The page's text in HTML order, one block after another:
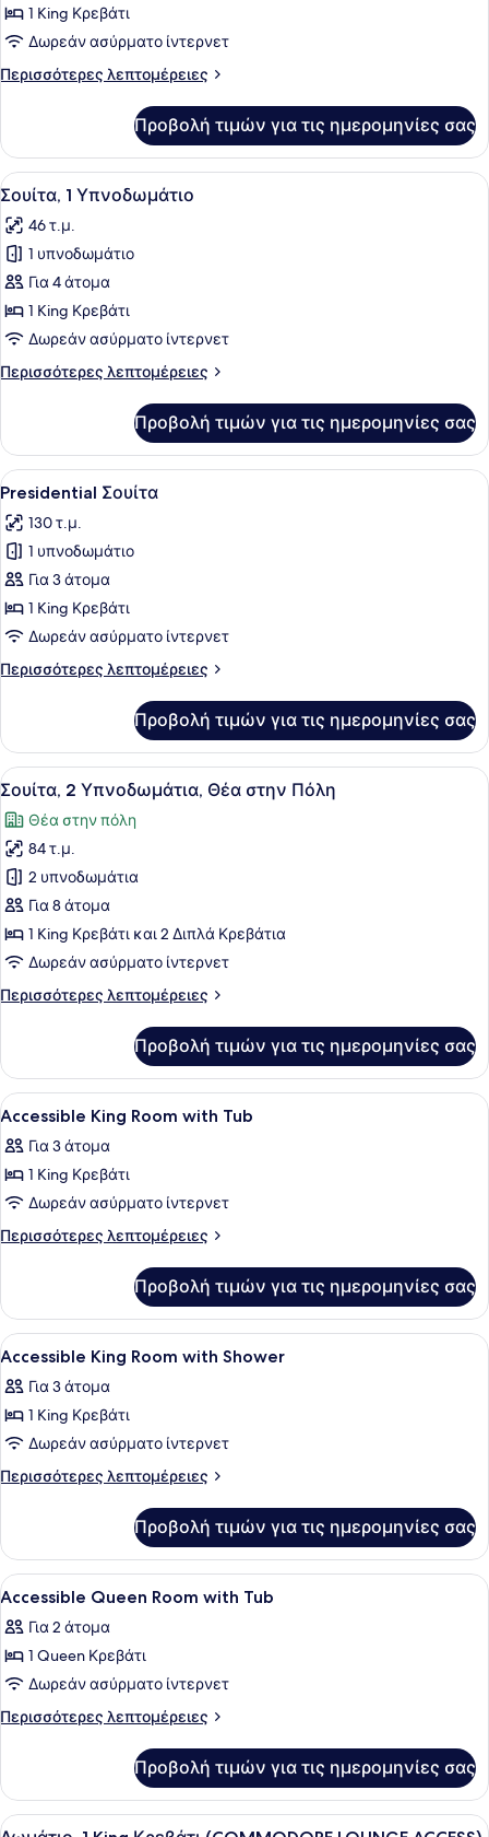
για
Premium
Σουίτα
1 King Κρεβάτι
Δωρεάν ασύρματο ίντερνετ
Περισσότερες λεπτομέρειες
Περισσότερες
Σουίτα
Προβολή τιμών για τις ημερομηνίες σας
Προβολή
όλων
των
φωτογραφιών
για
Σουίτα,
1
Υπνοδωμάτιο
Ένα σύγχρονο δωμάτιο
13
Σουίτα, 1 Υπνοδωμάτιο
46 τ.μ.
1 υπνοδωμάτιο
Για 4 άτομα
1 King Κρεβάτι
Δωρεάν ασύρματο ίντερνετ
Περισσότερες λεπτομέρειες
Περισσότερες
1
Υπνοδωμάτιο
Προβολή τιμών για τις ημερομηνίες σας
Προβολή
όλων
των
φωτογραφιών
για
Presidential
Σουίτα
Ένα δωμάτιο με έναν καναπέ, ένα
9
Presidential Σουίτα
130 τ.μ.
1 υπνοδωμάτιο
Για 3 άτομα
1 King Κρεβάτι
Δωρεάν ασύρματο ίντερνετ
Περισσότερες λεπτομέρειες
Περισσότερες
Σουίτα
Προβολή τιμών για τις ημερομηνίες σας
Προβολή
όλων
των
φωτογραφιών
για
Σουίτα,
2
Υπνοδωμάτια,
στην
Ένα δωμάτιο με έναν καναπέ, ένα
7
Σουίτα, 2 Υπνοδωμάτια, Θέα στην Πόλη
Θέα στην πόλη
84 τ.μ.
2 υπνοδωμάτια
Για 8 άτομα
1 King Κρεβάτι και 2 Διπλά Κρεβάτια
Δωρεάν ασύρματο ίντερνετ
Περισσότερες λεπτομέρειες
Περισσότερες
2
Υπνοδωμάτια,
Θέα
Πόλη
Προβολή τιμών για τις ημερομηνίες σας
Προβολή
όλων
των
φωτογραφιών
για
Accessible
with
Tub
Ένα δωμάτιο ξενοδοχείου με
10
Accessible King Room with Tub
Για 3 άτομα
1 King Κρεβάτι
Δωρεάν ασύρματο ίντερνετ
Περισσότερες λεπτομέρειες
Περισσότερες
King
Room
with
Προβολή τιμών για τις ημερομηνίες σας
Προβολή
όλων
των
φωτογραφιών
για
Accessible
with
Shower
Ένα δωμάτιο ξενοδοχείου με ένα
12
Accessible King Room with Shower
Για 3 άτομα
1 King Κρεβάτι
Δωρεάν ασύρματο ίντερνετ
Περισσότερες λεπτομέρειες
Περισσότερες
King
Room
with
Προβολή τιμών για τις ημερομηνίες σας
Προβολή
όλων
των
φωτογραφιών
για
Accessible
with
Tub
Ένα σύγχρονο δωμάτιο
1
Accessible Queen Room with Tub
Για 2 άτομα
1 Queen Κρεβάτι
Δωρεάν ασύρματο ίντερνετ
Περισσότερες λεπτομέρειες
Περισσότερες
Queen
Room
Προβολή τιμών για τις ημερομηνίες σας
Προβολή Ένα δωμάτιο ξενοδοχείου με ένα